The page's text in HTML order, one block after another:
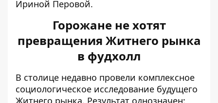
Ириной Перовой.
Горожане не хотят
превращения Житнего рынка
в фудхолл
В столице недавно провели комплексное
социологическое исследование будущего
Житнего рынка. Результат однозначен: